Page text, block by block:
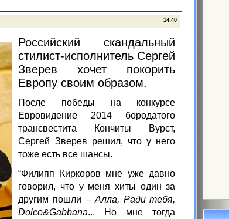
14:40
Российский скандальный
стилист-исполнитель Сергей
Зверев хочет покорить
Европу своим образом.
После победы на конкурсе
Евровидение 2014 бородатого
трансвестита Кончиты Вурст,
Сергей Зверев решил, что у него
тоже есть все шансы.
“Филипп Киркоров мне уже давно
говорил, что у меня хиты один за
другим пошли – Алла, Ради тебя,
Dolce&Gabbana... Но мне тогда